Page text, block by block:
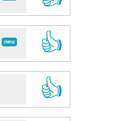
neu
👍
👍